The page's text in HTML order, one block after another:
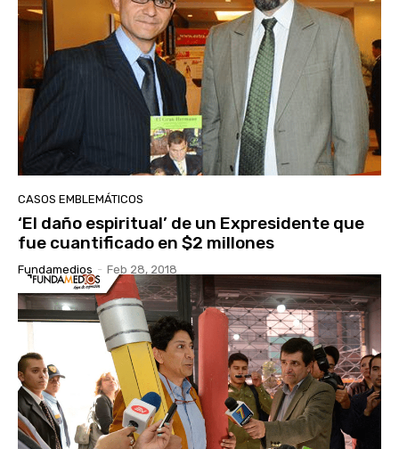
CASOS EMBLEMÁTICOS
‘El daño espiritual’ de un Expresidente que
fue cuantificado en $2 millones
Fundamedios - Feb 28, 2018